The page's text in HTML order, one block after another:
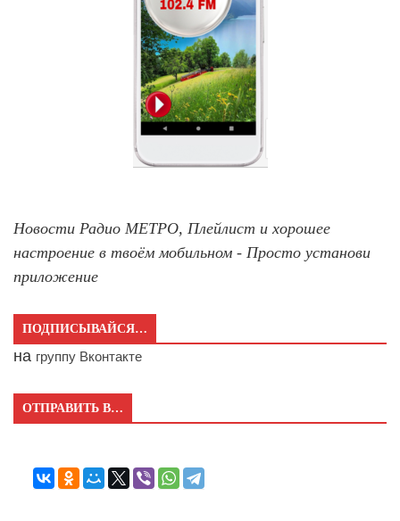
Новости Радио МЕТРО, Плейлист и хорошее
настроение в твоём мобильном - Просто установи
приложение
ПОДПИСЫВАЙСЯ…
на группу Вконтакте
ОТПРАВИТЬ В…